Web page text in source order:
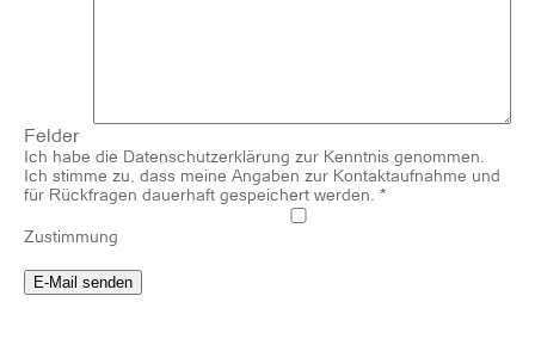
Felder
Ich habe die Datenschutzerklärung zur Kenntnis genommen.
Ich stimme zu, dass meine Angaben zur Kontaktaufnahme und
für Rückfragen dauerhaft gespeichert werden. *
Zustimmung
E-Mail senden